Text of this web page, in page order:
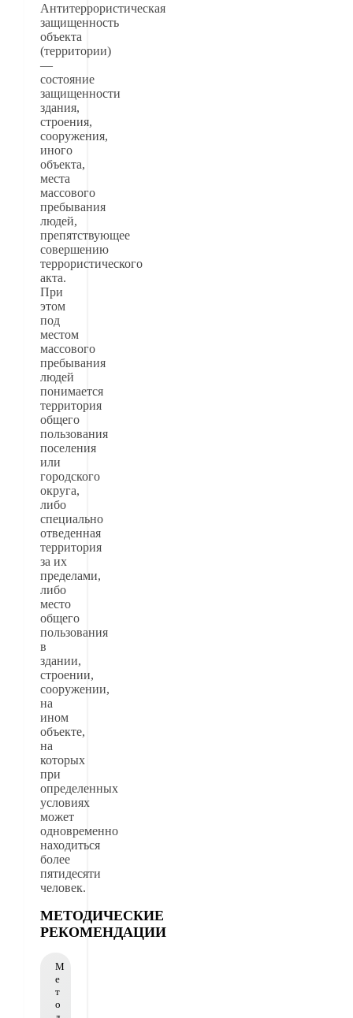
Антитеррористическая
защищенность
объекта
(территории)
—
состояние
защищенности
здания,
строения,
сооружения,
иного
объекта,
места
массового
пребывания
людей,
препятствующее
совершению
террористического
акта.
При
этом
под
местом
массового
пребывания
людей
понимается
территория
общего
пользования
поселения
или
городского
округа,
либо
специально
отведенная
территория
за их
пределами,
либо
место
общего
пользования
в
здании,
строении,
сооружении,
на
ином
объекте,
на
которых
при
определенных
условиях
может
одновременно
находиться
более
пятидесяти
человек.
МЕТОДИЧЕСКИЕ
РЕКОМЕНДАЦИИ
М
е
т
о